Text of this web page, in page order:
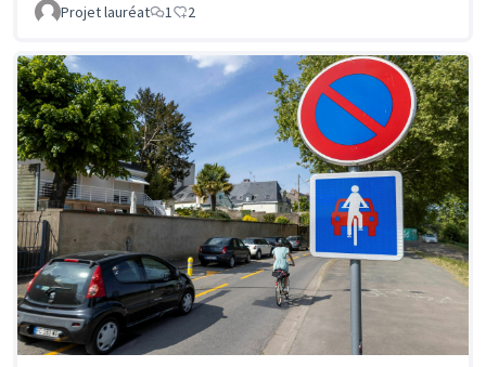
Projet lauréat 1 2